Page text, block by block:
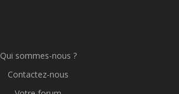
Qui sommes-nous ?
Contactez-nous